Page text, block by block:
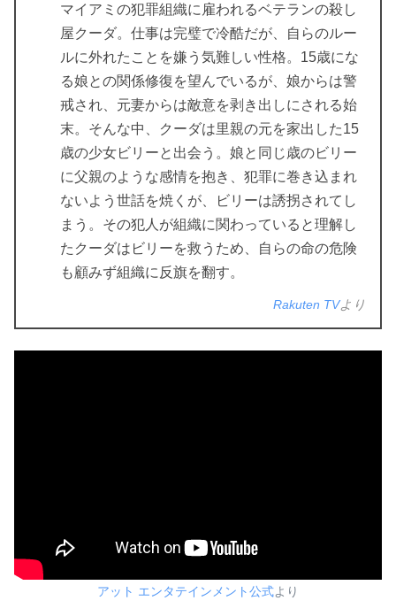
マイアミの犯罪組織に雇われるベテランの殺し
屋クーダ。仕事は完璧で冷酷だが、自らのルー
ルに外れたことを嫌う気難しい性格。15歳にな
る娘との関係修復を望んでいるが、娘からは警
戒され、元妻からは敵意を剥き出しにされる始
末。そんな中、クーダは里親の元を家出した15
歳の少女ビリーと出会う。娘と同じ歳のビリー
に父親のような感情を抱き、犯罪に巻き込まれ
ないよう世話を焼くが、ビリーは誘拐されてし
まう。その犯人が組織に関わっていると理解し
たクーダはビリーを救うため、自らの命の危険
も顧みず組織に反旗を翻す。
Rakuten TVより
アット エンタテインメント公式より